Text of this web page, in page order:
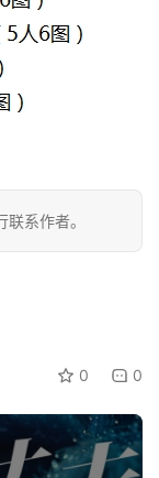
系作者。
0 0